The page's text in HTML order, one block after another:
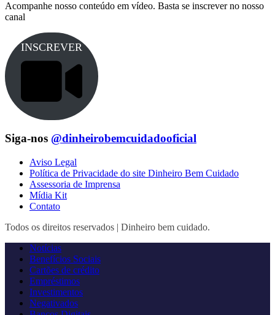
Acompanhe nosso conteúdo em vídeo. Basta se inscrever no nosso
canal
INSCREVER
Siga-nos @dinheirobemcuidadooficial
Aviso Legal
Política de Privacidade do site Dinheiro Bem Cuidado
Assessoria de Imprensa
Mídia Kit
Contato
Todos os direitos reservados | Dinheiro bem cuidado.
Notícias
Benefícios Sociais
Cartões de crédito
Empréstimos
Investimentos
Negativados